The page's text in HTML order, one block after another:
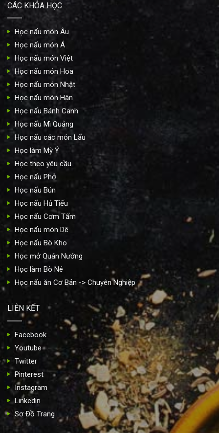
CÁC KHÓA HỌC
Học nấu món Âu
Học nấu món Á
Học nấu món Việt
Học nấu món Hoa
Học nấu món Nhật
Học nấu món Hàn
Học nấu Bánh Canh
Học nấu Mì Quảng
Học nấu các món Lẩu
Học làm Mỳ Ý
Học theo yêu cầu
Học nấu Phở
Học nấu Bún
Học nấu Hủ Tiếu
Học nấu Cơm Tấm
Học nấu món Dê
Học nấu Bò Kho
Học mở Quán Nướng
Học làm Bò Né
Học nấu ăn Cơ Bản -> Chuyên Nghiệp
LIÊN KẾT
Facebook
Youtube
Twitter
Pinterest
Instagram
Linkedin
Sơ Đồ Trang